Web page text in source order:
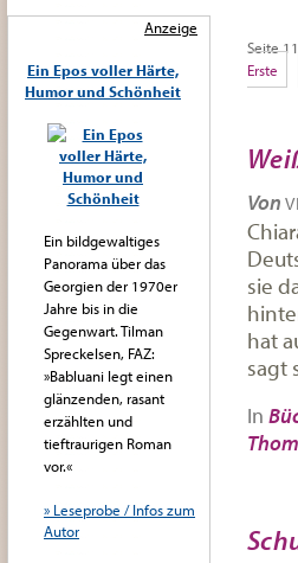
Seite
Erste
Von
sie
hat
sagt
In
Anzeige
Ein Epos voller Härte,
Humor und Schönheit
Ein bildgewaltiges
Panorama über das
Georgien der 1970er
Jahre bis in die
Gegenwart. Tilman
Spreckelsen, FAZ:
»Babluani legt einen
glänzenden, rasant
erzählten und
tieftraurigen Roman
vor.«
» Leseprobe / Infos zum
Autor